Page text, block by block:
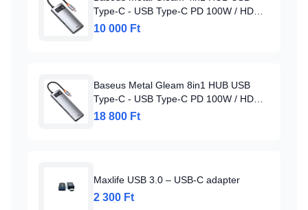
Type-C - USB Type-C PD 100W / HDMI
4K 30Hz / 1x USB 3.2 Gen 1 / 1x USB
10 000 Ft
Baseus Metal Gleam 8in1 HUB USB
Type-C - USB Type-C PD 100W / HDMI
4K 30Hz / 3x USB 3.2 Gen 1/ RJ45
18 800 Ft
Maxlife USB 3.0 – USB-C adapter
2 300 Ft